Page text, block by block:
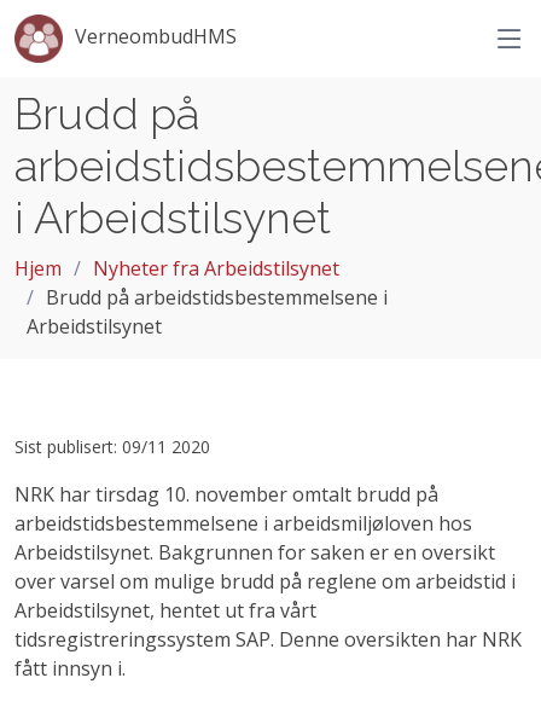
VerneombudHMS
Brudd på
i Arbeidstilsynet
Hjem
Nyheter fra Arbeidstilsynet
Brudd på arbeidstidsbestemmelsene i
Arbeidstilsynet
Sist publisert: 09/11 2020
NRK har tirsdag 10. november omtalt brudd på
arbeidstidsbestemmelsene i arbeidsmiljøloven hos
Arbeidstilsynet. Bakgrunnen for saken er en oversikt
over varsel om mulige brudd på reglene om arbeidstid i
Arbeidstilsynet, hentet ut fra vårt
tidsregistreringssystem SAP. Denne oversikten har NRK
fått innsyn i.